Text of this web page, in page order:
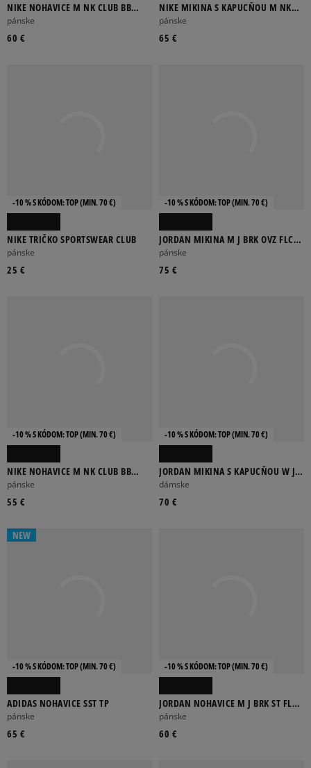
NIKE NOHAVICE M NK CLUB BB
BUNGEE PANT
pánske
60 €
NIKE MIKINA S KAPUCŇOU M NK
CLUB BB PO HOODIE
pánske
65 €
-10 % S KÓDOM: TOP (MIN. 70 €)
NIKE TRIČKO SPORTSWEAR CLUB
pánske
25 €
-10 % S KÓDOM: TOP (MIN. 70 €)
JORDAN MIKINA M J BRK OVZ FLC
FZ BB
pánske
75 €
-10 % S KÓDOM: TOP (MIN. 70 €)
NIKE NOHAVICE M NK CLUB BB
JOGGER
pánske
55 €
-10 % S KÓDOM: TOP (MIN. 70 €)
JORDAN MIKINA S KAPUCŇOU W J
BRK FLC FZ BB
dámske
70 €
NEW
-10 % S KÓDOM: TOP (MIN. 70 €)
ADIDAS NOHAVICE SST TP
pánske
65 €
-10 % S KÓDOM: TOP (MIN. 70 €)
JORDAN NOHAVICE M J BRK ST FLC
CUFF PANT BB
pánske
60 €